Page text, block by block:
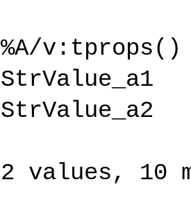
%A/v:tprops()
StrValue_a1
StrValue_a2